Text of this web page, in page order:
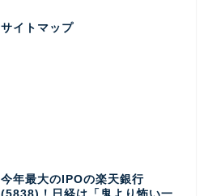
サイトマップ
今年最大のIPOの楽天銀行
(5838)！日経は「鬼より怖い一